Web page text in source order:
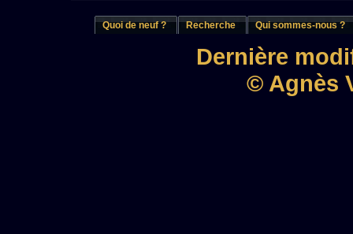
Quoi de neuf ? Recherche Qui sommes-nous ?
Dernière
© Agnès